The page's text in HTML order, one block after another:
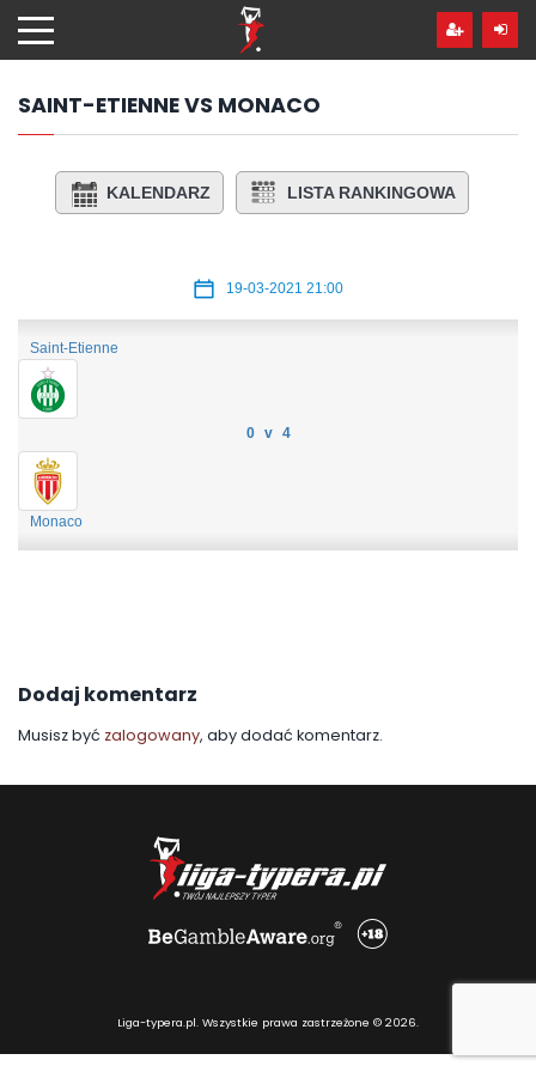
hdo
treści
SAINT-ETIENNE VS MONACO
KALENDARZ LISTA RANKINGOWA
19-03-2021 21:00
Saint-Etienne
0 v 4
Monaco
Dodaj komentarz
Musisz być zalogowany, aby dodać komentarz.
Liga-typera.pl. Wszystkie prawa zastrzeżone © 2026.